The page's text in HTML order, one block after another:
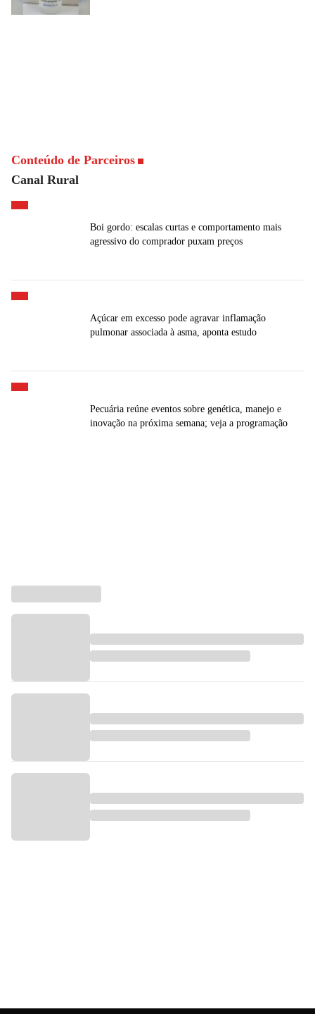
Conteúdo de Parceiros
Canal Rural
Boi gordo: escalas curtas e comportamento mais
agressivo do comprador puxam preços
Açúcar em excesso pode agravar inflamação
pulmonar associada à asma, aponta estudo
Pecuária reúne eventos sobre genética, manejo e
inovação na próxima semana; veja a programação